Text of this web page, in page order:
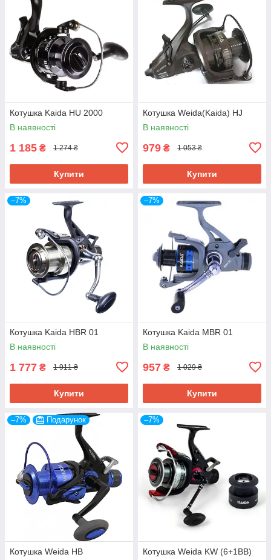
Котушка Kaida HU 2000
В наявності
1 185 ₴ 1 274 ₴
Купити
Котушка Weida(Kaida) HJ
В наявності
979 ₴ 1 053 ₴
Купити
–7%
Котушка Kaida HBR 01
В наявності
1 777 ₴ 1 911 ₴
Купити
–7%
Котушка Kaida MBR 01
В наявності
957 ₴ 1 029 ₴
Купити
–7% Подарунок
Котушка Weida HB
–7%
Котушка Weida KW (6+1BB)